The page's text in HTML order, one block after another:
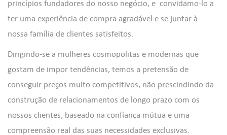
princípios fundadores do nosso negócio, e convidamo-lo a
ter uma experiência de compra agradável e se juntar à
nossa família de clientes satisfeitos.
Dirigindo-se a mulheres cosmopolitas e modernas que
gostam de impor tendências, temos a pretensão de
conseguir preços muito competitivos, não prescindindo da
construção de relacionamentos de longo prazo com os
nossos clientes, baseado na confiança mútua e uma
compreensão real das suas necessidades exclusivas.
AS MINHAS LISTAS DE DESEJOS
add_circle_outlineCriar uma lista
((MODALTITLE))
((confirmMessage))
((CANCELTEXT)) ((MODALDELETETEXT))
((LABEL))
((CANCELTEXT)) ((CREATETEXT))
ENTRAR
desejos.
((CANCELTEXT)) ((LOGINTEXT))